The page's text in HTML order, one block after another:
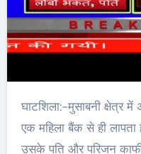
घाटशिला:-मुसाबनी क्षेत्र में अपने 09 वर्षीय बेटा के साथ बैंक गयी
एक महिला बैंक से ही लापता
उसके पति और परिजन